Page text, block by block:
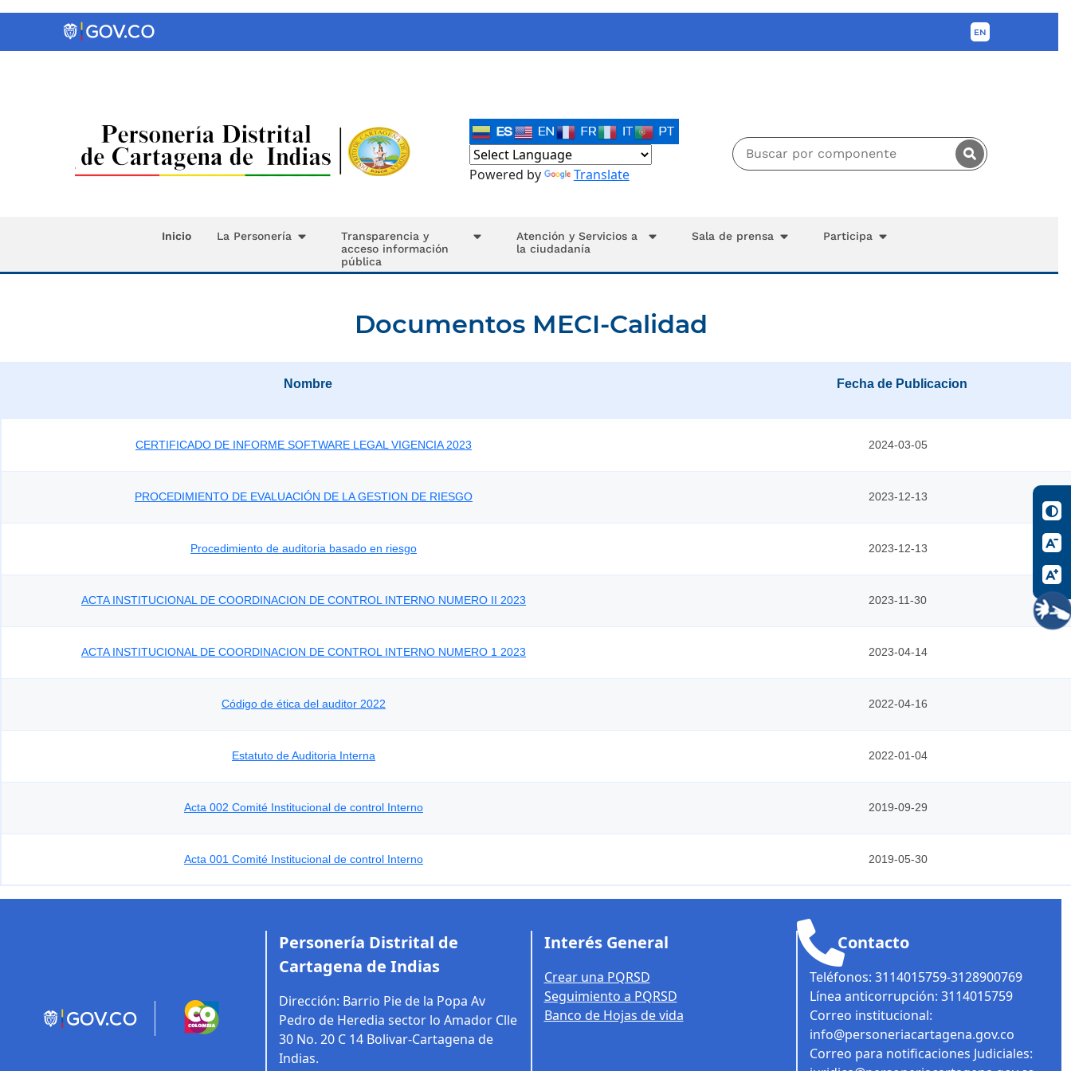
Powered by Translate
Inicio La Personería
Transparencia y
acceso información
pública
Atención y Servicios a
la ciudadanía
Sala de prensa Participa
Documentos MECI-Calidad
Nombre Fecha de Publicacion
CERTIFICADO DE INFORME SOFTWARE LEGAL VIGENCIA 2023 2024-03-05
PROCEDIMIENTO DE EVALUACIÓN DE LA GESTION DE RIESGO 2023-12-13
Procedimiento de auditoria basado en riesgo 2023-12-13
ACTA INSTITUCIONAL DE COORDINACION DE CONTROL INTERNO NUMERO II 2023 2023-11-30
ACTA INSTITUCIONAL DE COORDINACION DE CONTROL INTERNO NUMERO 1 2023 2023-04-14
Código de ética del auditor 2022 2022-04-16
Estatuto de Auditoria Interna 2022-01-04
Acta 002 Comité Institucional de control Interno 2019-09-29
Acta 001 Comité Institucional de control Interno 2019-05-30
Personería Distrital de
Cartagena de Indias
Dirección: Barrio Pie de la Popa Av
Pedro de Heredia sector lo Amador Clle
30 No. 20 C 14 Bolivar-Cartagena de
Indias.
Interés General
Crear una PQRSD
Seguimiento a PQRSD
Banco de Hojas de vida
Contacto
Teléfonos: 3114015759-3128900769
Línea anticorrupción: 3114015759
Correo institucional:
info@personeriacartagena.gov.co
Correo para notificaciones Judiciales: